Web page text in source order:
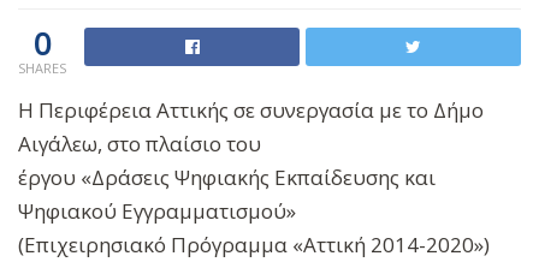
0
SHARES
H Περιφέρεια Αττικής σε συνεργασία με το Δήμο
Αιγάλεω, στο πλαίσιο του
έργου «Δράσεις Ψηφιακής Εκπαίδευσης και
Ψηφιακού Εγγραμματισμού»
(Επιχειρησιακό Πρόγραμμα «Αττική 2014-2020»)